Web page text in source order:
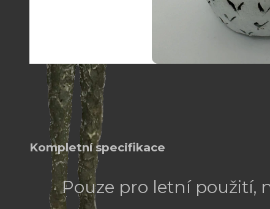
Kompletní specifikace
Pouze pro letní použití,